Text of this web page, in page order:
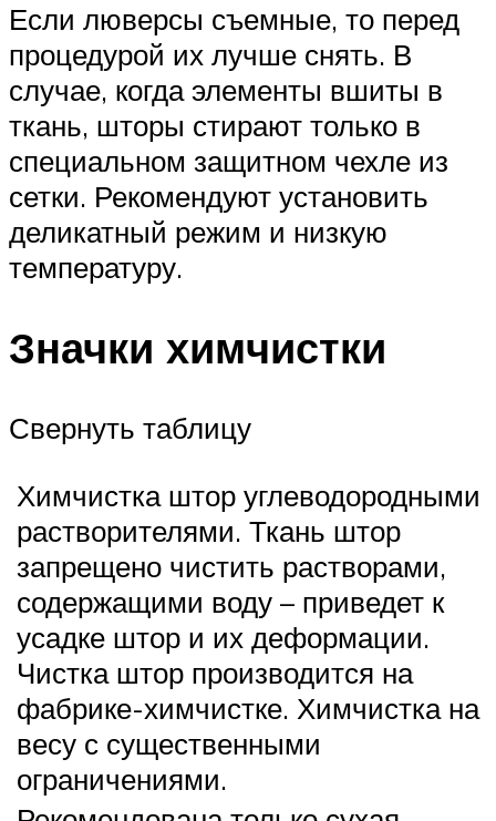
Если люверсы съемные, то перед
процедурой их лучше снять. В
случае, когда элементы вшиты в
ткань, шторы стирают только в
специальном защитном чехле из
сетки. Рекомендуют установить
деликатный режим и низкую
температуру.
Значки химчистки
Свернуть таблицу
Химчистка штор углеводородными
растворителями. Ткань штор
запрещено чистить растворами,
содержащими воду – приведет к
усадке штор и их деформации.
Чистка штор производится на
фабрике-химчистке. Химчистка на
весу с существенными
ограничениями.